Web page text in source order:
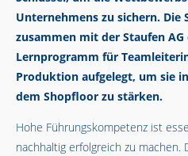
Unternehmens zu sichern. Die
zusammen mit der Staufen
Lernprogramm für
Produktion aufgelegt, um sie
dem Shopfloor zu stärken.
Hohe Führungskompetenz ist
nachhaltig erfolgreich zu machen.